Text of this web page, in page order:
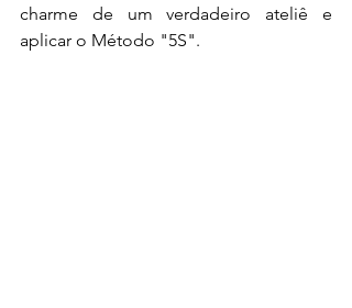
charme de um verdadeiro ateliê e
aplicar o Método "5S".